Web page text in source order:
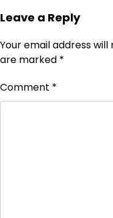
Leave a Reply
Your email address
are marked *
Comment *